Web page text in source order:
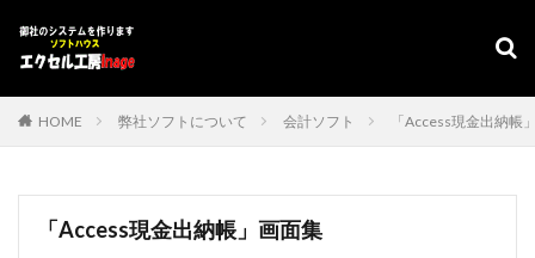
HOME 弊社ソフトについて 会計ソフト 「Access現金出納帳
「Access現金出納帳」画面集
デザイン
カテゴリー
#adrenaline シフト管理
お気に入り